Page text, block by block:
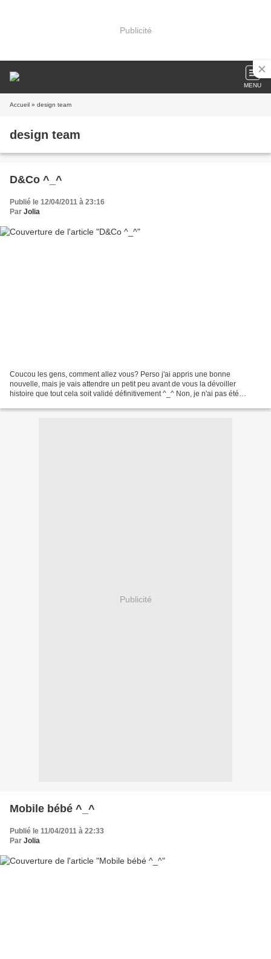
Publicité
MENU
Accueil » design team
design team
D&Co ^_^
Publié le 12/04/2011 à 23:16
Par Jolia
Coucou les gens, comment allez vous? Perso j'ai appris une bonne
nouvelle, mais je vais attendre un petit peu avant de vous la dévoiller
histoire que tout cela soit validé définitivement ^_^ Non, je n'ai pas été
Publicité
Mobile bébé ^_^
Publié le 11/04/2011 à 22:33
Par Jolia